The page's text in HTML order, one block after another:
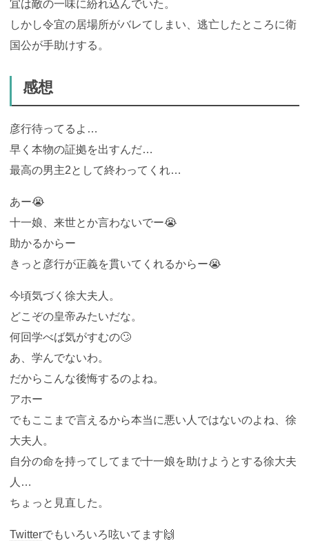
宜は敵の一味に紛れ込んでいた。
しかし令宜の居場所がバレてしまい、逃亡したところに衛
国公が手助けする。
感想
彦行待ってるよ…
早く本物の証拠を出すんだ…
最高の男主2として終わってくれ…
あー😭
十一娘、来世とか言わないでー😭
助かるからー
きっと彦行が正義を貫いてくれるからー😭
今頃気づく徐大夫人。
どこぞの皇帝みたいだな。
何回学べば気がすむの🙄
あ、学んでないわ。
だからこんな後悔するのよね。
アホー
でもここまで言えるから本当に悪い人ではないのよね、徐
大夫人。
自分の命を持ってしてまで十一娘を助けようとする徐大夫
人…
ちょっと見直した。
Twitterでもいろいろ呟いてます🙌